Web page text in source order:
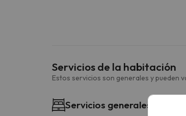
Servicios de la habitación
Estos servicios son generales y pueden
Servicios generales